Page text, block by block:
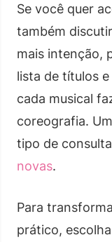
Se você quer
também
mais intenção,
lista de títulos
cada musical
coreografia.
tipo de
novas.
Para
prático,